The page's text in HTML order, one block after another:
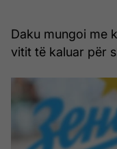
Daku mungoi me
vitit të kaluar për